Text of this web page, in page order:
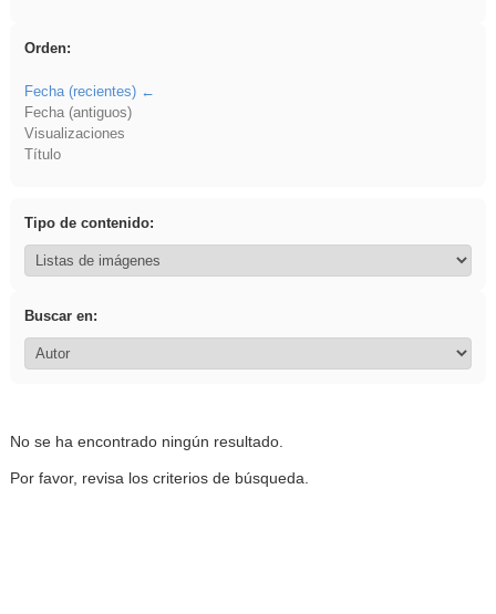
Orden:
Fecha (recientes)
Fecha (antiguos)
Visualizaciones
Título
Tipo de contenido:
Buscar en:
No se ha encontrado ningún resultado.
Por favor, revisa los criterios de búsqueda.